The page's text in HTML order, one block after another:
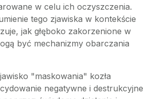
w celu ich oczyszczenia.
tego zjawiska w kontekście
jak głęboko zakorzenione w
być mechanizmy obarczania
"maskowania" kozła
negatywne i destrukcyjne